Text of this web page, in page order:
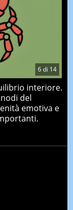
6di 14
interiore.
del
emotiva e